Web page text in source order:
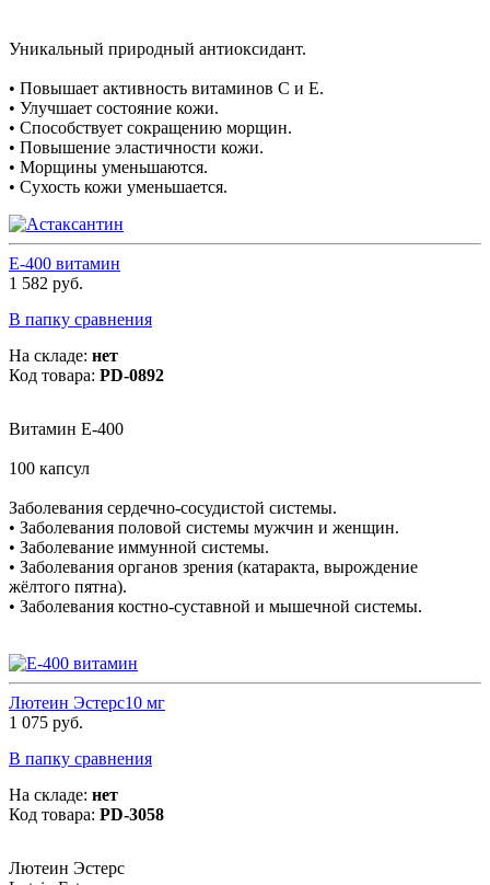
Уникальный природный антиоксидант.
• Повышает активность витаминов С и Е.
• Улучшает состояние кожи.
• Способствует сокращению морщин.
• Повышение эластичности кожи.
• Морщины уменьшаются.
• Сухость кожи уменьшается.
Е-400 витамин
1 582 руб.
В папку сравнения
На складе: нет
Код товара: PD-0892
Витамин E-400
100 капсул
Заболевания сердечно-сосудистой системы.
• Заболевания половой системы мужчин и женщин.
• Заболевание иммунной системы.
• Заболевания органов зрения (катаракта, вырождение
жёлтого пятна).
• Заболевания костно-суставной и мышечной системы.
Лютеин Эстерс10 мг
1 075 руб.
В папку сравнения
На складе: нет
Код товара: PD-3058
Лютеин Эстерс